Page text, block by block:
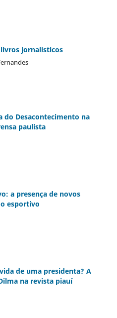
jornalísticos
do Desacontecimento na
paulista
a presença de novos
esportivo
de uma presidenta? A
na revista piauí